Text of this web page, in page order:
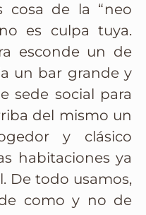
cosa de la “neo
es culpa tuya.
esconde un de
un bar grande y
sede social para
del mismo un
y clásico
habitaciones ya
De todo usamos,
como y no de